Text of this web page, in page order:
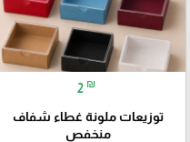
2 ₪
توزيعات ملونة غطاء شفاف
منخفص